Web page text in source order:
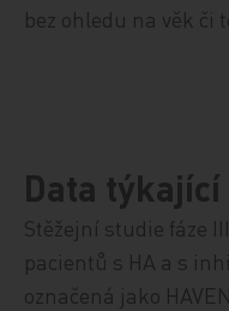
bez ohledu na věk či
Data
Stěžejní studie fáze
pacientů s HA a s
označená jako